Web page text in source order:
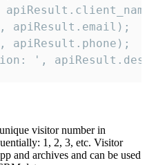
apiResult.email);
apiResult.phone);
',
visitor number in
1, 2, 3, etc. Visitor
and archives and can be used